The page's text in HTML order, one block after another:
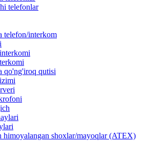
telefonlar
telefon/interkom
qo'ng'iroq qutisi
himoyalangan shoxlar/mayoqlar (ATEX)